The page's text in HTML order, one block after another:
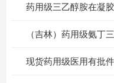
药用级三乙醇胺在凝
（吉林）药用级氨丁
现货药用级医用有批件